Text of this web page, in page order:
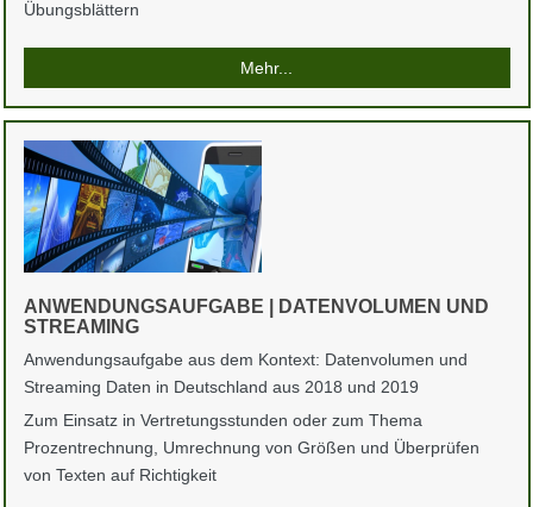
Übungsblättern
Mehr...
ANWENDUNGSAUFGABE | DATENVOLUMEN UND
STREAMING
Anwendungsaufgabe aus dem Kontext: Datenvolumen und
Streaming Daten in Deutschland aus 2018 und 2019
Zum Einsatz in Vertretungsstunden oder zum Thema
Prozentrechnung, Umrechnung von Größen und Überprüfen
von Texten auf Richtigkeit